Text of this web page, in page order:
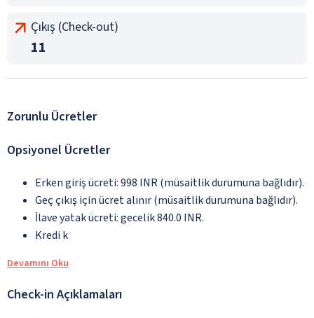
Çıkış (Check-out)
11
Zorunlu Ücretler
Opsiyonel Ücretler
Erken giriş ücreti: 998 INR (müsaitlik durumuna bağlıdır).
Geç çıkış için ücret alınır (müsaitlik durumuna bağlıdır).
İlave yatak ücreti: gecelik 840.0 INR.
Kredi k
Devamını Oku
Check-in Açıklamaları